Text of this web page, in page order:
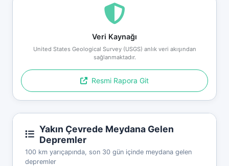
Veri Kaynağı
United States Geological Survey (USGS) anlık veri akışından
sağlanmaktadır.
Resmi Rapora Git
Yakın Çevrede Meydana Gelen
Depremler
100 km yarıçapında, son 30 gün içinde meydana gelen
depremler